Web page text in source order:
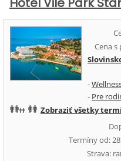
Cena
-
- Pre
Zobraziť všetky
Termíny od:
Strava: